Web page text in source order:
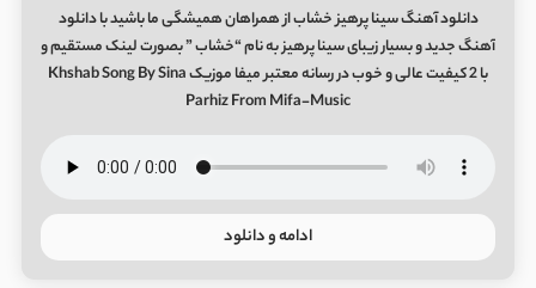
دانلود آهنگ سینا پرهیز خشاب از همراهان همیشگی ما باشید با دانلود
آهنگ جدید و بسیار زیبای سینا پرهیز به نام “خشاب ” بصورت لینک مستقیم و
با 2 کیفیت عالی و خوب در رسانه معتبر میفا موزیک Khshab Song By Sina
Parhiz From Mifa-Music
ادامه و دانلود